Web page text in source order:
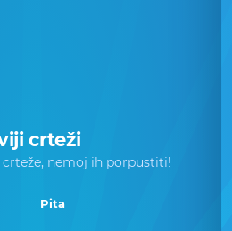
crteži
nemoj ih porpustiti!
Pita